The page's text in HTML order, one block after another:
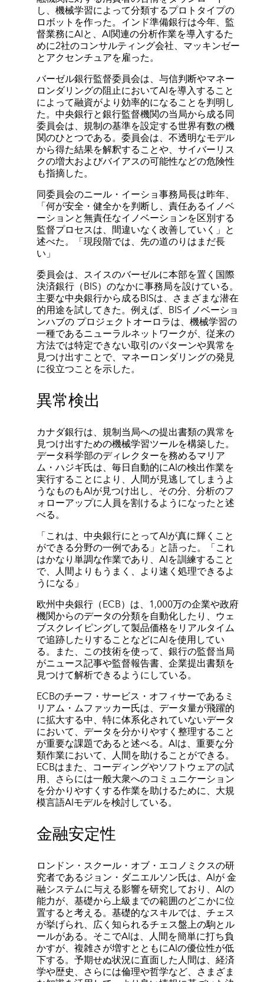
し、機械学習によって分類するプロトタイプの
ロボットを作った。インド準備銀行は今年、監
督業務にAIと、AI関連の分析作業を導入するた
めに2社のコンサルティング会社、マッキンゼー
とアクセンチュアを雇った。
バーゼル銀行監督委員会は、与信判断やマネー
ロンダリングの阻止においてAIを導入すること
によって融資がより効率的になることを判明し
た。中央銀行と銀行監督機関の当局から成る同
委員会は、規制の基準を設定する世界有数の機
関のひとつである。委員会は、不透明なモデル
から得た結果を解釈することや、サイバーリス
クの増大およびバイアスの可能性などの危険性
も指摘した。
同委員会のニール・イーショ事務局長は昨年、
「何が安全・健全かを判断し、責任あるイノベ
ーションと無責任なイノベーションを区別する
監督プロセスは、間違いなく改善していく」と
述べた。「現段階では、先の道のりはまだ長
い」
委員会は、スイスのバーゼルに本部を置く国際
決済銀行（BIS）のなかに事務局を設けている。
主要な中央銀行から成るBISは、さまざまな潜在
的用途を試してきた。例えば、BISイノベーショ
ンハブの プロジェクトオーロラは、機械学習の
一種であるニューラルネットワークが、従来の
方法では特定できない取引のパターンや異常を
見つけ出すことで、マネーロンダリングの発見
に役立つことを示した。
異常検出
カナダ銀行は、規制当局への提出書類の異常を
見つけ出すための機械学習ツールを構築した。
データ科学部のディレクターを務めるマリア
ム・ハジギ氏は、毎日自動的にAIの検出作業を
実行することにより、人間が見逃してしまうよ
うなものもAIが見つけ出し、その分、分析のフ
ォローアップに人員を割けるようになったと述
べる。
「これは、中央銀行にとってAIが真に輝くこと
ができる分野の一例である」と語った。「これ
はかなり単調な作業であり、AIを訓練すること
で、人間よりもうまく、より速く処理できるよ
うになる」
欧州中央銀行（ECB）は、1,000万の企業や政府
機関からのデータの分類を自動化したり、ウェ
ブスクレイピングして製品価格をリアルタイム
で追跡したりすることなどにAIを使用してい
る。また、この技術を使って、銀行の監督当局
がニュース記事や監督報告書、企業提出書類を
見つけて解析できるようにしている。
ECBのチーフ・サービス・オフィサーであるミ
リアム・ムファッカー氏は、データ量が飛躍的
に拡大する中、特に体系化されていないデータ
において、データを分かりやすく整理すること
が重要な課題であると述べる。AIは、重要な分
類作業において、人間を助けることができる。
ECBはまた、コーディングやソフトウェアの試
用、さらには一般大衆へのコミュニケーション
を分かりやすくする作業を助けるために、大規
模言語AIモデルを検討している。
金融安定性
ロンドン・スクール・オブ・エコノミクスの研
究者であるジョン・ダニエルソン氏は、AIが 金
融システムに与える影響を研究しており、AIの
能力が、基礎から上級までの範囲のどこかに位
置すると考える。基礎的なスキルでは、チェス
が挙げられ、広く知られるチェス盤上の駒とル
ールがある。そこでAIは、人間を簡単に打ち負
かすが、複雑さが増すとともにAIの優位性が低
下する。予期せぬ状況に直面した人間は、経済
学や歴史、さらには倫理や哲学など、さまざま